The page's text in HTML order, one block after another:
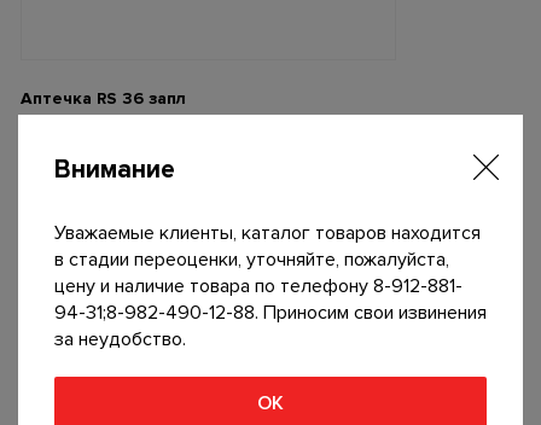
Аптечка RS 36 запл
В корзину
Внимание
Уважаемые клиенты, каталог товаров находится
в стадии переоценки, уточняйте, пожалуйста,
цену и наличие товара по телефону 8-912-881-
94-31;8-982-490-12-88. Приносим свои извинения
за неудобство.
ОК